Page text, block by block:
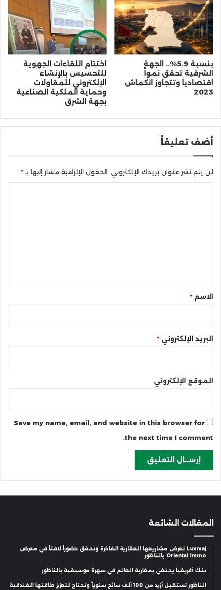
بنسبة 5.9%.. الجهة
الشرقية تحقق نمواً
اقتصادياً وتتجاوز انكماش
2023
اختتام اللقاءات الجهوية
للتحسيس بالإنشاء
الإلكتروني للمقاولات
وحماية الملكية الصناعية
بجهة الشرق
أضف تعليقاً
لن يتم نشر عنوان بريدك الإلكتروني. الحقول الإلزامية مشار إليها بـ *
*الاسم *
البريد الإلكتروني *
الموقع الإلكتروني
Save my name, email, and website in this browser for
the next time I comment.
المقالات الشائعة
Luxmaj تعرض مشاريعها العقارية الفاخرة وتحقق حضوراً لافتاً في معرض
Oriental Immo بالناظور
بنك أفريقيا يحتفي بمغاربة العالم في سهرة موسيقية بالناظور
الناظور تستقبل أزيد من 100 ألف سائح سنوياً وتحتاج لتعزيز طاقتها الفندقية